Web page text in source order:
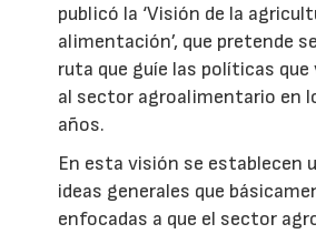
publicó la ‘Visión de la
alimentación’, que pretende
ruta que guíe las políticas que
al sector agroalimentario en
años.
En esta visión se establecen
ideas generales que
enfocadas a que el sector